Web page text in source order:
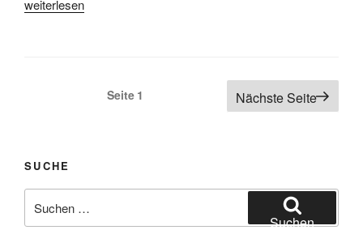
weiterlesen
Seitennummerierung
Seite 1 Nächste Seite
SUCHE
nach:
Suchen